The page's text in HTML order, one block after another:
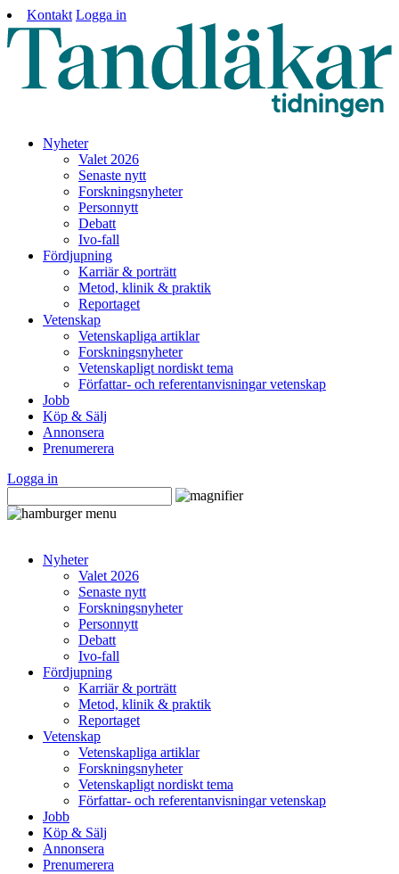
Kontakt Logga in
Nyheter
Valet 2026
Senaste nytt
Forskningsnyheter
Personnytt
Debatt
Ivo-fall
Fördjupning
Karriär & porträtt
Metod, klinik & praktik
Reportaget
Vetenskap
Vetenskapliga artiklar
Forskningsnyheter
Vetenskapligt nordiskt tema
Författar- och referentanvisningar vetenskap
Jobb
Köp & Sälj
Annonsera
Prenumerera
Logga in
Nyheter
Valet 2026
Senaste nytt
Forskningsnyheter
Personnytt
Debatt
Ivo-fall
Fördjupning
Karriär & porträtt
Metod, klinik & praktik
Reportaget
Vetenskap
Vetenskapliga artiklar
Forskningsnyheter
Vetenskapligt nordiskt tema
Författar- och referentanvisningar vetenskap
Jobb
Köp & Sälj
Annonsera
Prenumerera